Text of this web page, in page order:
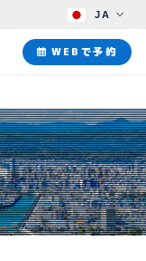
JA
WEBで予約